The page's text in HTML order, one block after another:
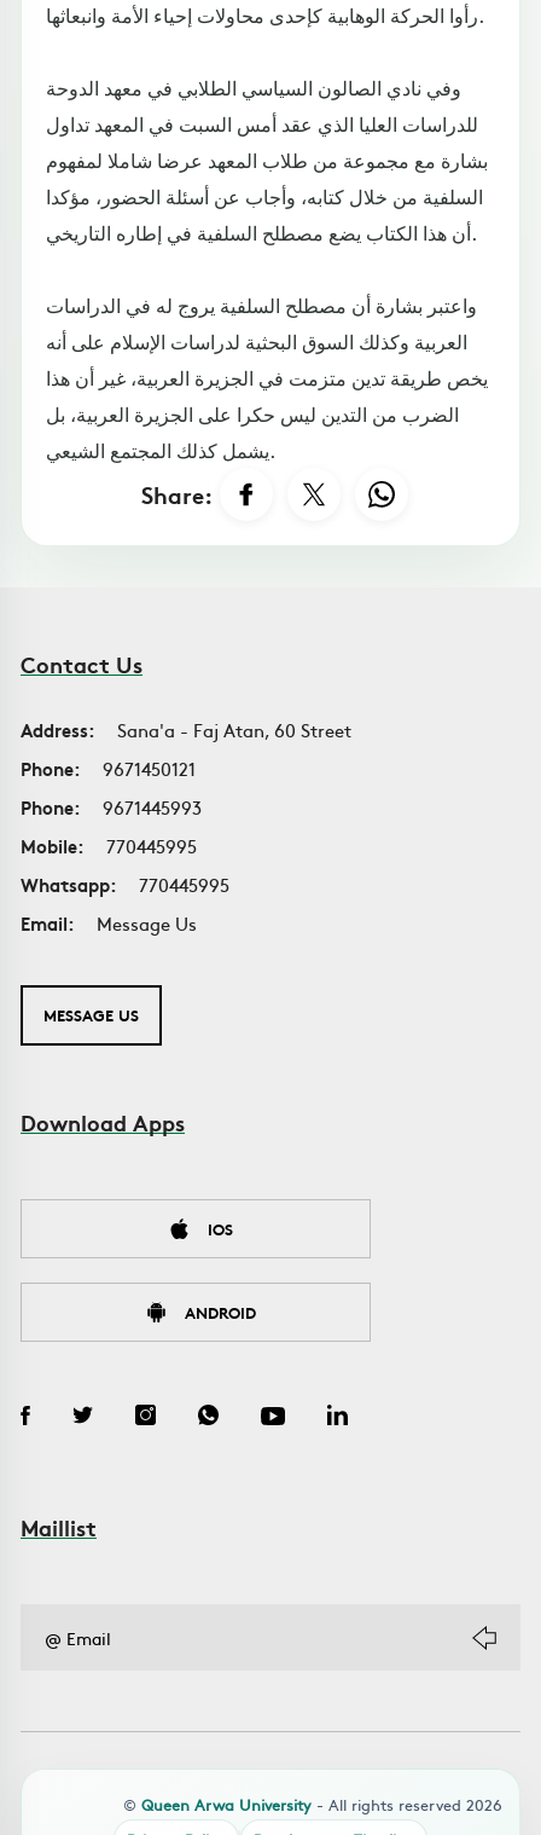
رأوا الحركة الوهابية كإحدى محاولات إحياء الأمة وانبعاثها.
وفي نادي الصالون السياسي الطلابي في معهد الدوحة
للدراسات العليا الذي عقد أمس السبت في المعهد تداول
بشارة مع مجموعة من طلاب المعهد عرضا شاملا لمفهوم
السلفية من خلال كتابه، وأجاب عن أسئلة الحضور، مؤكدا
أن هذا الكتاب يضع مصطلح السلفية في إطاره التاريخي.
واعتبر بشارة أن مصطلح السلفية يروج له في الدراسات
العربية وكذلك السوق البحثية لدراسات الإسلام على أنه
يخص طريقة تدين متزمت في الجزيرة العربية، غير أن هذا
الضرب من التدين ليس حكرا على الجزيرة العربية، بل
يشمل كذلك المجتمع الشيعي.
Share:
Contact Us
Address:
Sana'a - Faj Atan, 60 Street
Phone:
9671450121
Phone:
9671445993
Mobile:
770445995
Whatsapp:
770445995
Email:
Message Us
MESSAGE US
Download Apps
IOS
ANDROID
Maillist
© Queen Arwa University - All rights reserved 2026